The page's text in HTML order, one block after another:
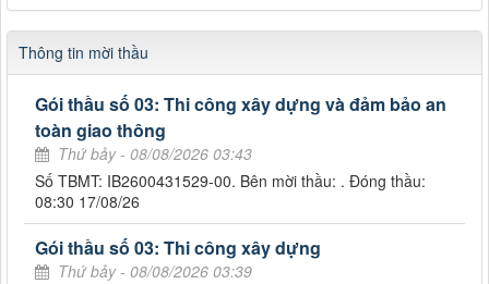
Thông tin mời thầu
Gói thầu số 03: Thi công xây dựng và đảm bảo an
toàn giao thông
Thứ bảy - 08/08/2026 03:43
Số TBMT: IB2600431529-00. Bên mời thầu: . Đóng thầu:
08:30 17/08/26
Gói thầu số 03: Thi công xây dựng
Thứ bảy - 08/08/2026 03:39